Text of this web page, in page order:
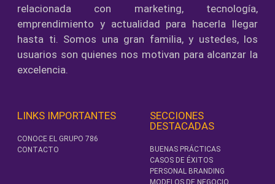
relacionada con marketing, tecnología,
emprendimiento y actualidad para hacerla llegar
hasta ti. Somos una gran familia, y ustedes, los
usuarios son quienes nos motivan para alcanzar la
excelencia.
LINKS IMPORTANTES
CONOCE EL GRUPO 786
CONTACTO
SECCIONES
DESTACADAS
BUENAS PRÁCTICAS
CASOS DE ÉXITOS
PERSONAL BRANDING